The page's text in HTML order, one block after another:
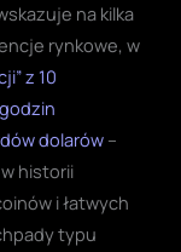
na kilka
rynkowe, w
z 10
dolarów –
historii
i łatwych
typu